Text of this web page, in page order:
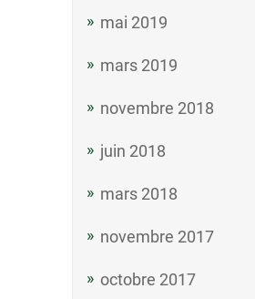
mai 2019
mars 2019
novembre 2018
juin 2018
mars 2018
novembre 2017
octobre 2017